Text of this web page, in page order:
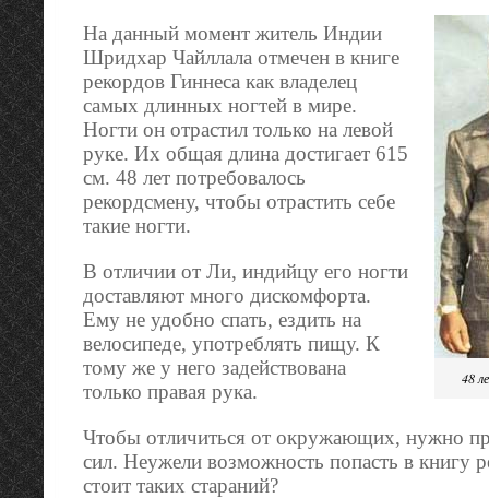
48
На данный момент житель Индии
Шридхар Чайллала отмечен в книге
рекордов Гиннеcа как владелец
самых длинных ногтей в мире.
Ногти он отрастил только на левой
руке. Их общая длина достигает 615
см. 48 лет потребовалось
рекордсмену, чтобы отрастить себе
такие ногти.
В отличии от Ли, индийцу его ногти
доставляют много дискомфорта.
Ему не удобно спать, ездить на
велосипеде, употреблять пищу. К
тому же у него задействована
только правая рука.
Чтобы отличиться от окружающих, нужно
сил. Неужели возможность попасть в книгу
стоит таких стараний?